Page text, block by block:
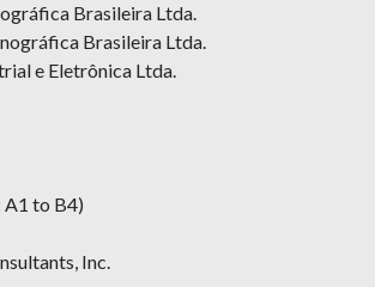
Brasileira Ltda.
Brasileira Ltda.
e Eletrônica Ltda.
A1 to B4)
Inc.